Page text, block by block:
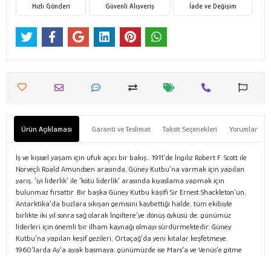
Hızlı Gönderi Güvenli Alışveriş İade ve Değişim
Ürün Açıklaması Garanti ve Teslimat Taksit Seçenekleri Yorumlar
İş ve kişisel yaşam için ufuk açıcı bir bakış... 1911’de İngiliz Robert F. Scott ile
Norveçli Roald Amundsen arasında, Güney Kutbu’na varmak için yapılan
yarış, ‘iyi liderlik’ ile ‘kötü liderlik’ arasında kıyaslama yapmak için
bulunmaz fırsattır. Bir başka Güney Kutbu kâşifi Sir Ernest Shackleton’un,
Antarktika’da buzlara sıkışan gemisini kaybettiği halde, tüm ekibiyle
birlikte iki yıl sonra sağ olarak İngiltere’ye dönüş öyküsü de, günümüz
liderleri için önemli bir ilham kaynağı olmayı sürdürmektedir. Güney
Kutbu’na yapılan keşif gezileri, Ortaçağ’da yeni kıtalar keşfetmeye,
1960’larda Ay’a ayak basmaya, günümüzde ise Mars’a ve Venüs’e gitme